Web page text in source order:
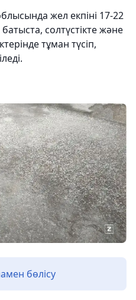
жел екпіні 17-22
солтүстікте және
тұман түсіп,
бөлісу